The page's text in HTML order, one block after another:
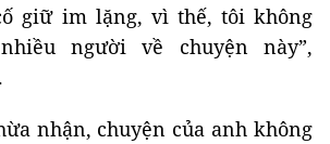
giữ im lặng, vì thế, tôi không
người về chuyện này”,
nhận, chuyện của anh không